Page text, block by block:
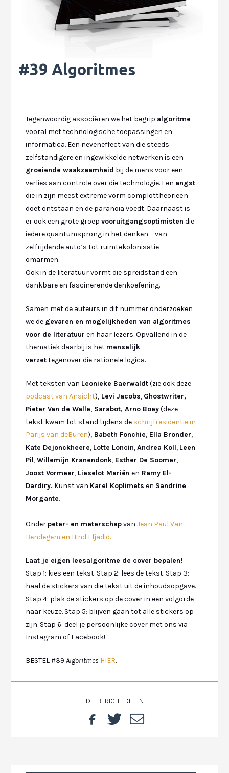
#39 Algoritmes
Tegenwoordig associëren we het begrip algoritme
vooral met technologische toepassingen en
informatica. Een neveneffect van die steeds
zelfstandigere en ingewikkelde netwerken is een
groeiende waakzaamheid bij de mens voor een
verlies aan controle over die technologie. Een angst
die in zijn meest extreme vorm complottheorieën
doet ontstaan en de paranoia voedt. Daarnaast is
er ook een grote groepvooruitgangsoptimisten die
iedere quantumsprong in het denken – van
zelfrijdende auto’s tot ruimtekolonisatie –
omarmen.
Ook in de literatuur vormt die spreidstand een
dankbare en fascinerende denkoefening.
Samen met de auteurs in dit nummer onderzoeken
we de gevaren en mogelijkheden van algoritmes
voor de literatuur en haar lezers. Opvallend in de
thematiek daarbij is het menselijk
verzettegenover die rationele logica.
Met teksten van Leonieke Baerwaldt(zie ook deze
podcast van Ansicht), Levi Jacobs, Ghostwriter,
Pieter Van de Walle, Sarabot, Arno Boey(deze
tekst kwam tot stand tijdens de schrijfresidentie in
Parijs van deBuren), Babeth Fonchie, Ella Bronder,
Kate Dejonckheere, Lotte Loncin,Andrea Koll, Leen
Pil,Willemijn Kranendonk, Esther De Soomer,
Joost Vormeer, Lieselot Mariënen Ramy El-
Dardiry. Kunst van Karel Koplimets en Sandrine
Morgante.
Onder peter- en meterschapvanJean Paul Van
Bendegem en Hind Eljadid.
Laat je eigen leesalgoritme de cover bepalen!
Stap 1: kies een tekst. Stap 2: lees de tekst. Stap 3:
haal de stickers van die tekst uit de inhoudsopgave.
Stap 4: plak de stickers op de cover in een volgorde
naar keuze. Stap 5: blijven gaan tot alle stickers op
zijn. Stap 6: deel je persoonlijke cover met ons via
Instagram of Facebook!
BESTEL #39Algoritmes HIER.
DIT BERICHT DELEN